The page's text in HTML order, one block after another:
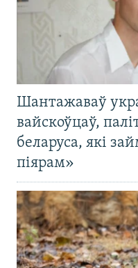
Шантажаваў
вайскоўцаў,
беларуса, які
піярам»